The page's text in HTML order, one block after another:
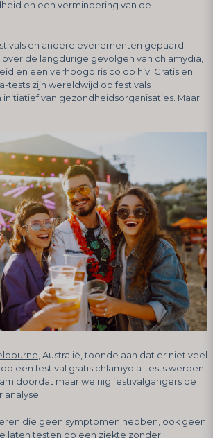
en een vermindering van de
en andere evenementen gepaard
de langdurige gevolgen van chlamydia,
en een verhoogd risico op hiv. Gratis en
tests zijn wereldwijd op festivals
van gezondheidsorganisaties. Maar
, Australië, toonde aan dat er niet veel
een festival gratis chlamydia-tests werden
doordat maar weinig festivalgangers de
analyse.
die geen symptomen hebben, ook geen
laten testen op een ziekte zonder